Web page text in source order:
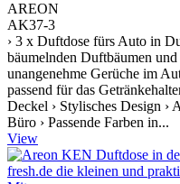
AREON
AK37-3
› 3 x Duftdose fürs Auto in
bäumelnden Duftbäumen
unangenehme Gerüche im
passend für das
Deckel › Stylisches Design ›
Büro › Passende Farben in...
View